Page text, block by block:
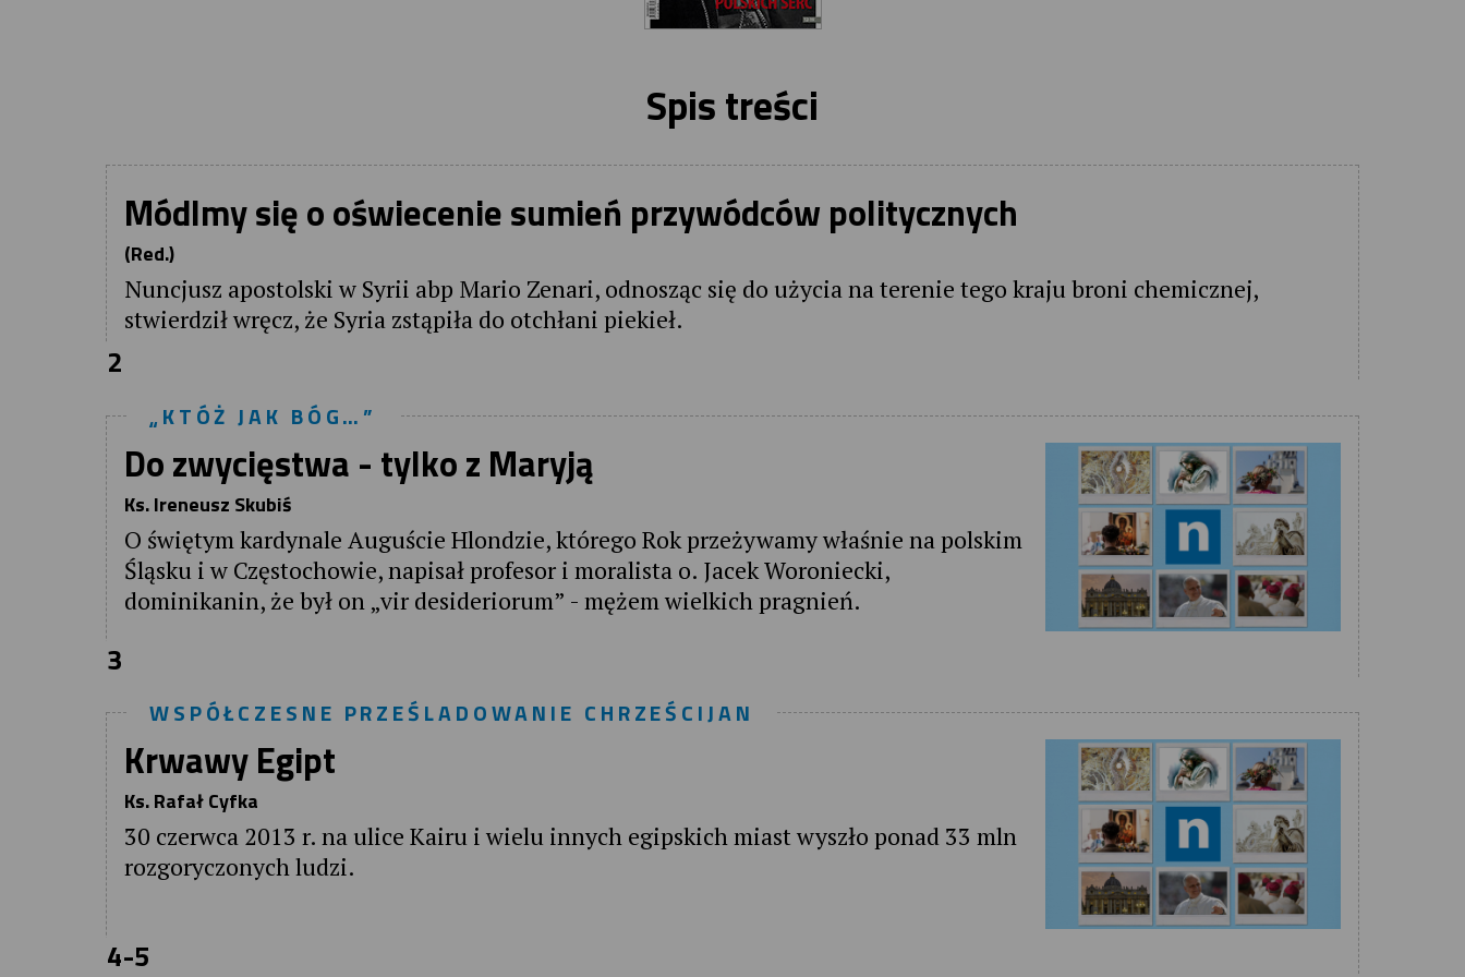
Spis treści
Módlmy się o oświecenie sumień przywódców politycznych
(Red.)
Nuncjusz apostolski w Syrii abp Mario Zenari, odnosząc się do użycia na terenie tego kraju broni chemicznej,
stwierdził wręcz, że Syria zstąpiła do otchłani piekieł.
2
„KTÓŻ JAK BÓG…”
Do zwycięstwa - tylko z Maryją
Ks. Ireneusz Skubiś
O świętym kardynale Auguście Hlondzie, którego Rok przeżywamy właśnie na polskim
Śląsku i w Częstochowie, napisał profesor i moralista o. Jacek Woroniecki,
dominikanin, że był on „vir desideriorum” - mężem wielkich pragnień.
3
WSPÓŁCZESNE PRZEŚLADOWANIE CHRZEŚCIJAN
Krwawy Egipt
Ks. Rafał Cyfka
30 czerwca 2013 r. na ulice Kairu i wielu innych egipskich miast wyszło ponad 33 mln
rozgoryczonych ludzi.
4-5